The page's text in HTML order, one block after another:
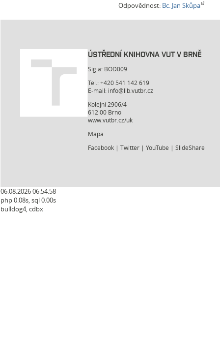
Odpovědnost: Bc. Jan Skůpa
ÚSTŘEDNÍ KNIHOVNA VUT V BRNĚ
Sigla: BOD009
Tel.: +420 541 142 619
E-mail: info@lib.vutbr.cz
Kolejní 2906/4
612 00 Brno
www.vutbr.cz/uk
Mapa
Facebook |Twitter |YouTube |SlideShare
06.08.2026 06:54:59
php 0.08s, sql 0.00s
bulldog4, cdbx